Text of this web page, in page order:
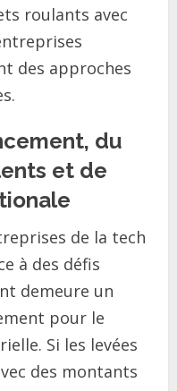
roulants avec
des approches
du
et de
de la tech
à des défis
demeure un
pour le
Si les levées
des montants